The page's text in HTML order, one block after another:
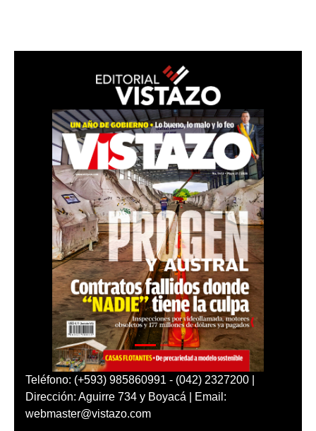
Teléfono: (+593) 985860991 - (042) 2327200 |
Dirección: Aguirre 734 y Boyacá | Email:
webmaster@vistazo.com